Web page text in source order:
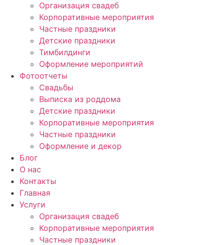
Организация свадеб
Корпоративные мероприятия
Частные праздники
Детские праздники
Тимбилдинги
Оформление мероприятий
Фотоотчеты
Cвадьбы
Выписка из роддома
Детские праздники
Корпоративные мероприятия
Частные праздники
Оформление и декор
Блог
О нас
Контакты
Главная
Услуги
Организация свадеб
Корпоративные мероприятия
Частные праздники